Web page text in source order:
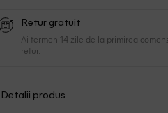
Retur gratuit
Ai termen 14 zile de la primirea
retur.
Detalii produs